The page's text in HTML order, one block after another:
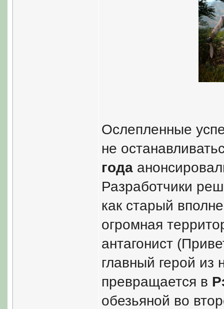
Ослепленные
не
года
Разработчики
как старый
огромная
антагонист
главный герой из
превращается в
обезьяной во